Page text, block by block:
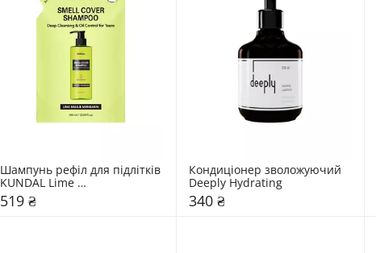
Шампунь рефіл для підлітків
KUNDAL Lime
Basil&Mandarin
519 ₴
Кондиціонер зволожуючий
Deeply Hydrating
340 ₴